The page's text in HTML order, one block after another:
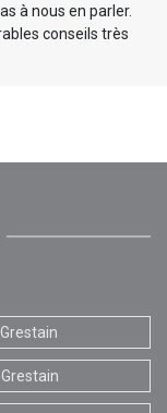
à nous en parler.
conseils très